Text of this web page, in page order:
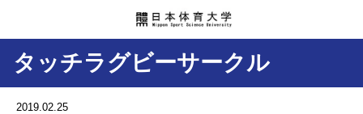
タッチラグビーサークル
2019.02.25